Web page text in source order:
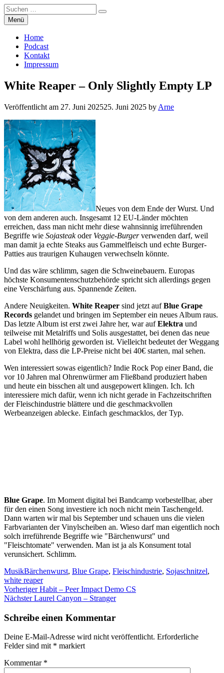
Suchen
nach:
Suchen
Zum
Inhalt
springen
Manierenversagen
Menü
Home
Podcast
Kontakt
Impressum
White Reaper – Only Slightly Empty LP
Veröffentlicht am 27. Juni 202525. Juni 2025 by Arne
Neues von dem Ende der Wurst. Und
von dem anderen auch. Insgesamt 12 EU-Länder möchten
erreichen, dass man nicht mehr diese wahnsinnig irreführenden
Begriffe wie Sojasteakoder Veggie-Burgerverwenden darf, weil
man damit ja echte Steaks aus Gammelfleisch und echte Burger-
Patties aus traurigen Kuhaugen verwechseln könnte.
Und das wäre schlimm, sagen die Schweinebauern. Europas
höchste Konsumentenschutzbehörde spricht sich allerdings gegen
eine Verschärfung aus. Spannende Zeiten.
Andere Neuigkeiten. White Reaper sind jetzt aufBlue Grape
Records gelandet und bringen im September ein neues Album raus.
Das letzte Album ist erst zwei Jahre her, war aufElektra und
teilweise mit Metalriffs und Solis ausgestattet, bei denen das neue
Label wohl hellhörig geworden ist. Vielleicht bedeutet der Weggang
von Elektra, dass die LP-Preise nicht bei 40€ starten, mal sehen.
Wen interessiert sowas eigentlich? Indie Rock Pop einer Band, die
vor 10 Jahren mal Ohrenwürmer am Fließband produziert haben
und heute ein bisschen alt und ausgepowert klingen. Ich. Ich
interessiere mich dafür, wenn ich nicht gerade in Fachzeitschriften
der Fleischindustrie blättere und die geschmackvollen
Werbeanzeigen ablecke. Einfach geschmacklos, der Typ.
Blue Grape. Im Moment digital bei Bandcamp vorbestellbar, aber
für den einen Song investiere ich noch nicht mein Taschengeld.
Dann warten wir mal bis September und schauen uns die vielen
Farbvarianten der Vinylscheiben an. Wieso darf man eigentlich noch
solch irreführende Begriffe wie "Bärchenwurst" und
"Fleischtomate" verwenden. Man ist ja als Konsument total
verunsichert. Schlimm.
Kategorien
MusikSchlagwörter
Bärchenwurst, Blue Grape, Fleischindustrie, Sojaschnitzel,
white reaper
Beitragsnavigation
VorherigerVorheriger
Beitrag:
Habit – Peer Impact Demo CS
NächsterNächster
Laurel Canyon – Stranger
Schreibe einen Kommentar
Deine E-Mail-Adresse wird nicht veröffentlicht. Erforderliche
Felder sind mit * markiert
Kommentar *